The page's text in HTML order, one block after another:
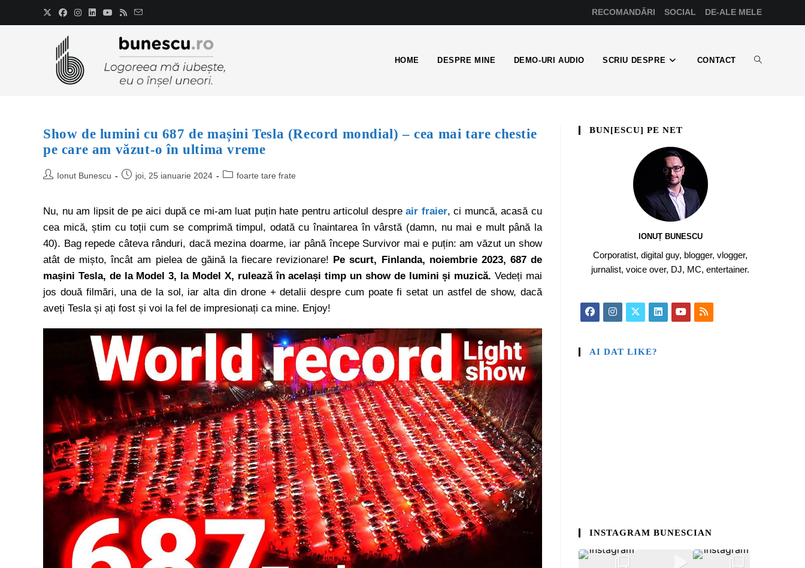
RECOMANDĂRI SOCIAL DE-ALE MELE
HOME DESPRE MINE DEMO-URI AUDIO SCRIU DESPRE CONTACT
Show de lumini cu 687 de mașini Tesla (Record mondial) – cea mai tare chestie
pe care am văzut-o în ultima vreme
Ionut Bunescu joi, 25 ianuarie 2024 foarte tare frate
Nu, nu am lipsit de pe aici după ce mi-am luat puțin hate pentru articolul despreair fraier, ci muncă, acasă cu
cea mică, știm cu toții cum se comprimă timpul, odată cu înaintarea în vârstă (damn, nu mai e mult până la
40). Bag repede câteva rânduri, dacă mezina doarme, iar până începe Survivor mai e puțin: am văzut un show
atât de mișto, încât am pielea de găină la fiecare revizionare! Pe scurt, Finlanda, noiembrie 2023, 687 de
mașini Tesla, de la Model 3, la Model X, rulează în același timp un show de lumini și muzică. Vedeți mai
jos două filmări, una de la sol, iar alta din drone + detalii despre cum poate fi setat un astfel de show, dacă
aveți Tesla și ați fost și voi la fel de impresionați ca mine. Enjoy!
BUN[ESCU] PE NET
IONUȚ BUNESCU
Corporatist, digital guy, blogger, vlogger,
jurnalist, voice over, DJ, MC, entertainer.
AI DAT LIKE?
INSTAGRAM BUNESCIAN